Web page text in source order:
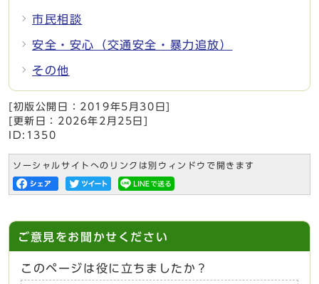
市民相談
安全・安心（交通安全・暴力追放）
その他
[初版公開日： 2019年5月30日
[更新日： 2026年2月25日
ID:1350
ソーシャルサイトへのリンクは別ウィンドウで開きます
ご意見をお聞かせください
このページは役に立ちましたか？